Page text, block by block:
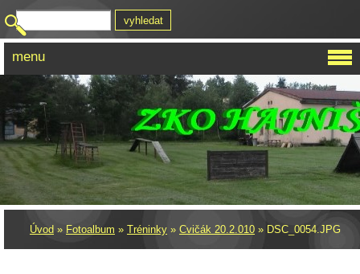
Úvod » Fotoalbum » Tréninky » Cvičák 20.2.010 » DSC_0054.JPG
menu